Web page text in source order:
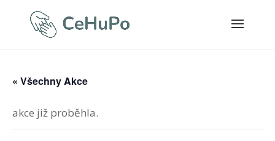
« Všechny Akce
akce již proběhla.